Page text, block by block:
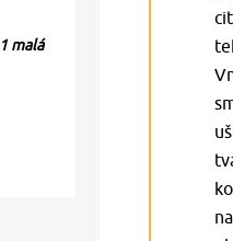
1 malá